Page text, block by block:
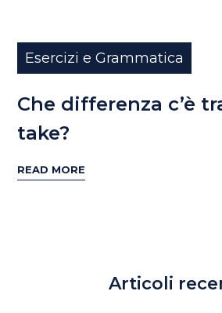
Esercizi e Grammatica
Che differenza c’è
take?
READ MORE
Articoli